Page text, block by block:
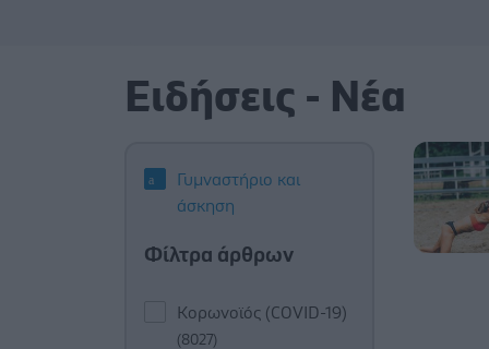
Ειδήσεις - Νέα
Γυμναστήριο και
άσκηση
Φίλτρα άρθρων
Κορωνοϊός (COVID-19)
(8027)